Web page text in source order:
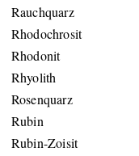
Rauchquarz
Rhodochrosit
Rhodonit
Rhyolith
Rosenquarz
Rubin
Rubin-Zoisit